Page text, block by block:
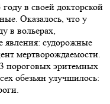
в своей докторской
Оказалось, что у
в вольерах,
явления: судорожные
мертворождаемости.
пороговых эритемных
обезьян улучшилось: